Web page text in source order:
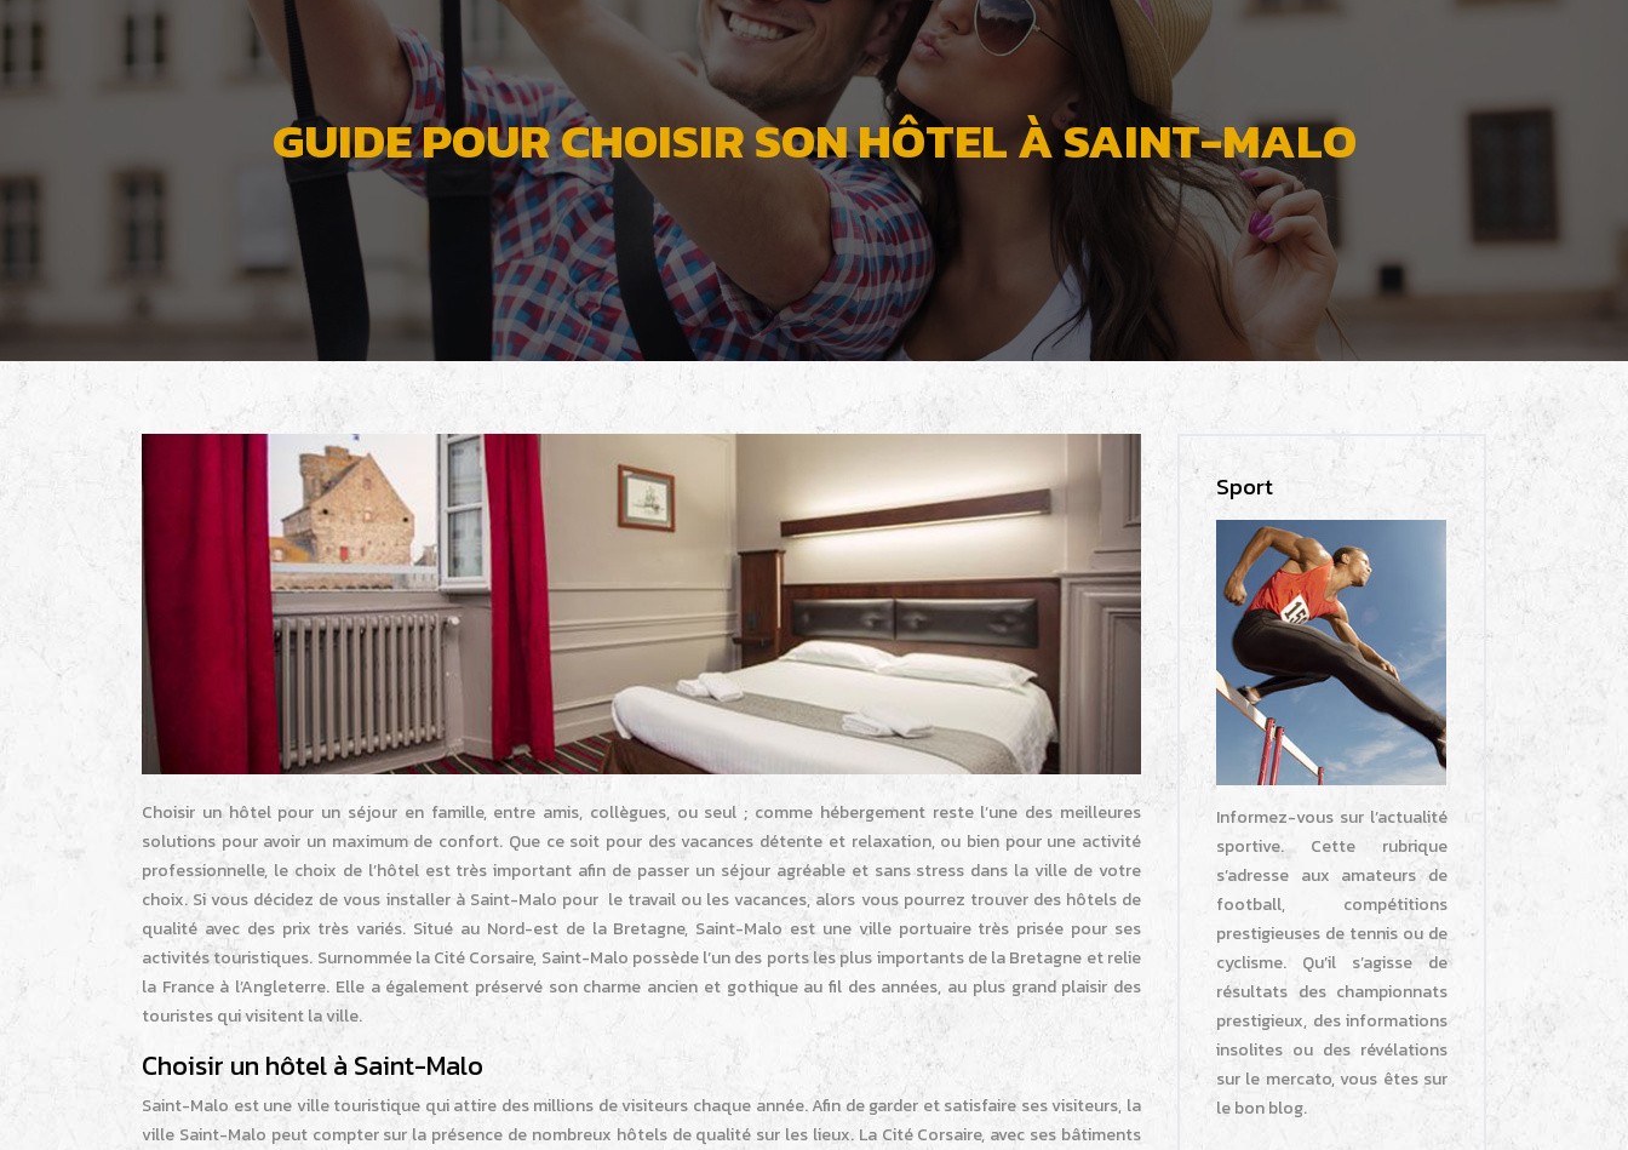
GUIDE POUR CHOISIR SON HÔTEL À SAINT-MALO
Choisir un hôtel pour un séjour en famille, entre amis, collègues, ou seul ; comme hébergement reste l’une des meilleures
solutions pour avoir un maximum de confort. Que ce soit pour des vacances détente et relaxation, ou bien pour une activité
professionnelle, le choix de l’hôtel est très important afin de passer un séjour agréable et sans stress dans la ville de votre
choix. Si vous décidez de vous installer à Saint-Malo pour le travail ou les vacances, alors vous pourrez trouver des hôtels de
qualité avec des prix très variés. Situé au Nord-est de la Bretagne, Saint-Malo est une ville portuaire très prisée pour ses
activités touristiques. Surnommée la Cité Corsaire, Saint-Malo possède l’un des ports les plus importants de la Bretagne et relie
la France à l’Angleterre. Elle a également préservé son charme ancien et gothique au fil des années, au plus grand plaisir des
touristes qui visitent la ville.
Choisir un hôtel à Saint-Malo
Saint-Malo est une ville touristique qui attire des millions de visiteurs chaque année. Afin de garder et satisfaire ses visiteurs, la
ville Saint-Malo peut compter sur la présence de nombreux hôtels de qualité sur les lieux. La Cité Corsaire, avec ses bâtiments
Sport
Informez-vous sur l’actualité
sportive. Cette rubrique
s’adresse aux amateurs de
football, compétitions
prestigieuses de tennis ou de
cyclisme. Qu’il s’agisse de
résultats des championnats
prestigieux, des informations
insolites ou des révélations
sur le mercato, vous êtes sur
le bon blog.